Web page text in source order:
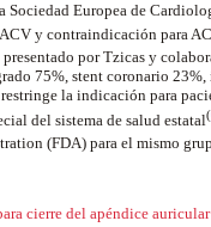
Sociedad Europea de
y contraindicación para
por Tzicas y
75%, stent coronario
restringe la indicación para
del sistema de salud estatal(
(FDA) para el mismo
cierre del apéndice